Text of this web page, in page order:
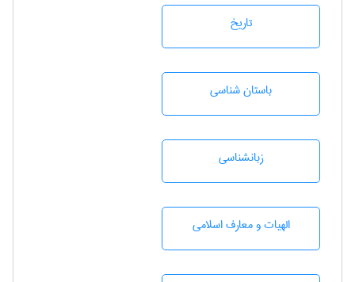
تاريخ
باستان شناسی
زبانشناسی
الهیات و معارف اسلامی